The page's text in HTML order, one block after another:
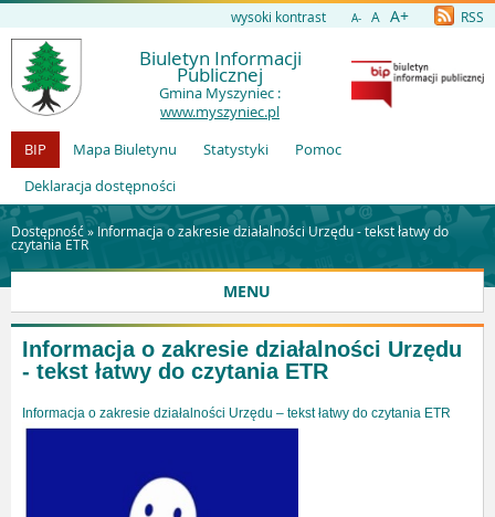
wysoki kontrast A- A A+ RSS
Biuletyn Informacji
Publicznej
Gmina Myszyniec :
www.myszyniec.pl
BIP
Mapa Biuletynu Statystyki
Pomoc
Deklaracja dostępności
Dostępność » Informacja o zakresie działalności Urzędu - tekst łatwy do
czytania ETR
MENU
Informacja o zakresie działalności Urzędu
- tekst łatwy do czytania ETR
Informacja o zakresie działalności Urzędu – tekst łatwy do czytania ETR